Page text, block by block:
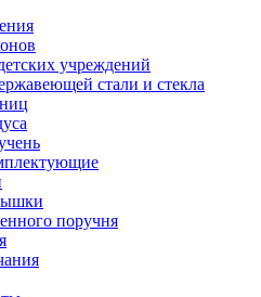
учреждений
стали и стекла
поручня